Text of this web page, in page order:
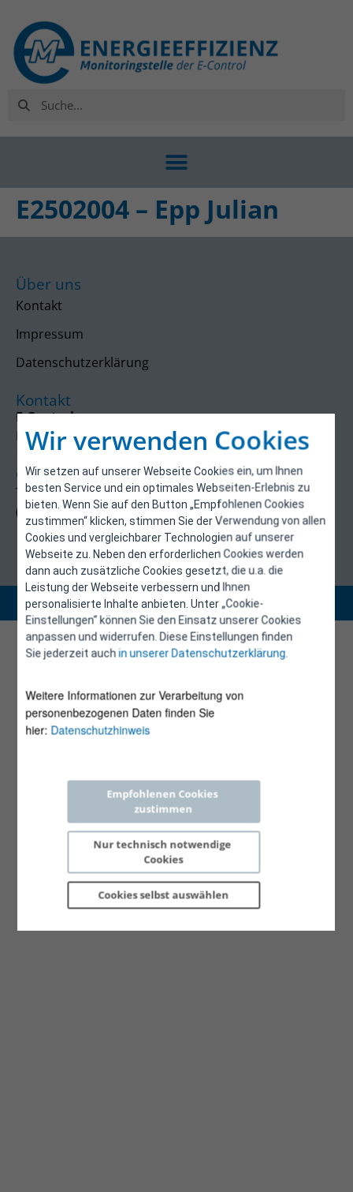
Wir verwenden Cookies
Wir setzen auf unserer Webseite Cookies ein, um Ihnen
besten Service und ein optimales Webseiten-Erlebnis zu
bieten. Wenn Sie auf den Button „Empfohlenen Cookies
zustimmen“ klicken, stimmen Sie der Verwendung von allen
Cookies und vergleichbarer Technologien auf unserer
Webseite zu. Neben den erforderlichen Cookies werden
dann auch zusätzliche Cookies gesetzt, die u.a. die
Leistung der Webseite verbessern und Ihnen
personalisierte Inhalte anbieten. Unter „Cookie-
Einstellungen“ können Sie den Einsatz unserer Cookies
anpassen und widerrufen. Diese Einstellungen finden
Sie jederzeit auchin unserer Datenschutzerklärung.
Weitere Informationen zur Verarbeitung von
personenbezogenen Daten finden Sie
hier: Datenschutzhinweis
Empfohlenen Cookies
zustimmen
Nur technisch notwendige
Cookies
Cookies selbst auswählen
E2502004 – Epp Julian
Über uns
Kontakt
Impressum
Datenschutzerklärung
Kontakt
E-Control
Rudolfsplatz 13a
1010 Wien
energieeffizienz@e-control.at
Tel +43 1 5324724
(Mo, Mi-Fr 09:30-12:30 Uhr)
Copyright 2026 © E-Control